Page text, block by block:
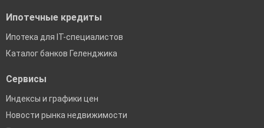
Ипотечные кредиты
Ипотека для IT-специалистов
Каталог банков Геленджика
Сервисы
Индексы и графики цен
Новости рынка недвижимости